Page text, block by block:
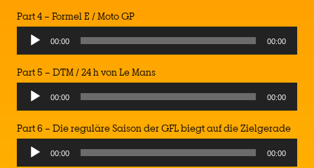
Part 4 – Formel E / Moto GP
00:00 00:00
Part 5 – DTM / 24 h von Le Mans
00:00 00:00
Part 6 – Die reguläre Saison der GFL biegt auf die Zielgerade
00:00 00:00